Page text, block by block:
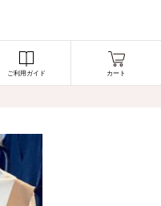
ご利用ガイド カート